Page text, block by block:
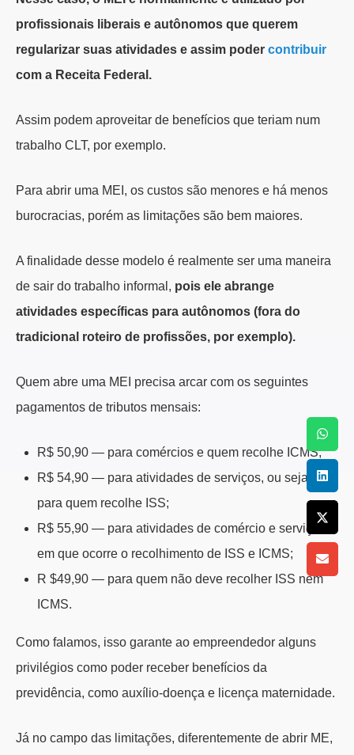
profissionais liberais e autônomos que querem
regularizar suas atividades e assim poder contribuir
com a Receita Federal.
Assim podem aproveitar de benefícios que teriam num
trabalho CLT, por exemplo.
Para abrir uma MEI, os custos são menores e há menos
burocracias, porém as limitações são bem maiores.
A finalidade desse modelo é realmente ser uma maneira
de sair do trabalho informal, pois ele abrange
atividades específicas para autônomos (fora do
tradicional roteiro de profissões, por exemplo).
Quem abre uma MEI precisa arcar com os seguintes
pagamentos de tributos mensais:
R$ 50,90 — para comércios e quem recolhe ICMS;
R$ 54,90 — para atividades de serviços, ou seja,
para quem recolhe ISS;
R$ 55,90 — para atividades de comércio e serviço,
em que ocorre o recolhimento de ISS e ICMS;
R $49,90 — para quem não deve recolher ISS nem
ICMS.
Como falamos, isso garante ao empreendedor alguns
privilégios como poder receber benefícios da
previdência, como auxílio-doença e licença maternidade.
Já no campo das limitações, diferentemente de abrir ME,